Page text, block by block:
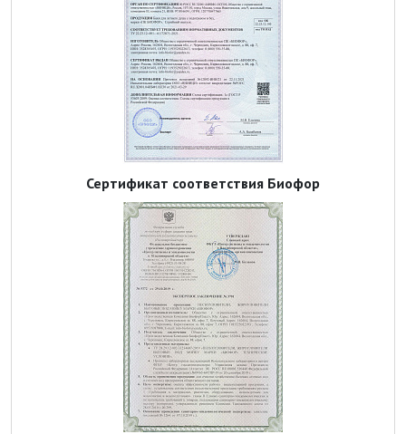
Сертификат соответствия Биофор